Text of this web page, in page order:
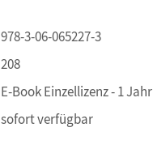
978-3-06-065227-3
208
E-Book Einzellizenz - 1 Jahr
sofort verfügbar